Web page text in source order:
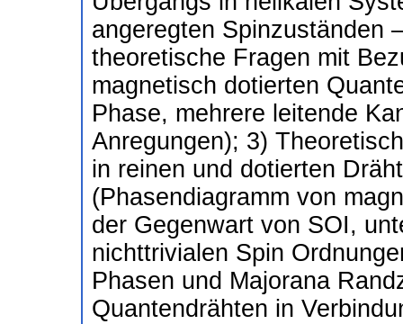
angeregten Spinzuständen
theoretische Fragen mit
magnetisch dotierten
Phase, mehrere leitende
Anregungen); 3)
in reinen und dotierten
(Phasendiagramm von
der Gegenwart von SOI,
nichttrivialen Spin
Phasen und Majorana
Quantendrähten in